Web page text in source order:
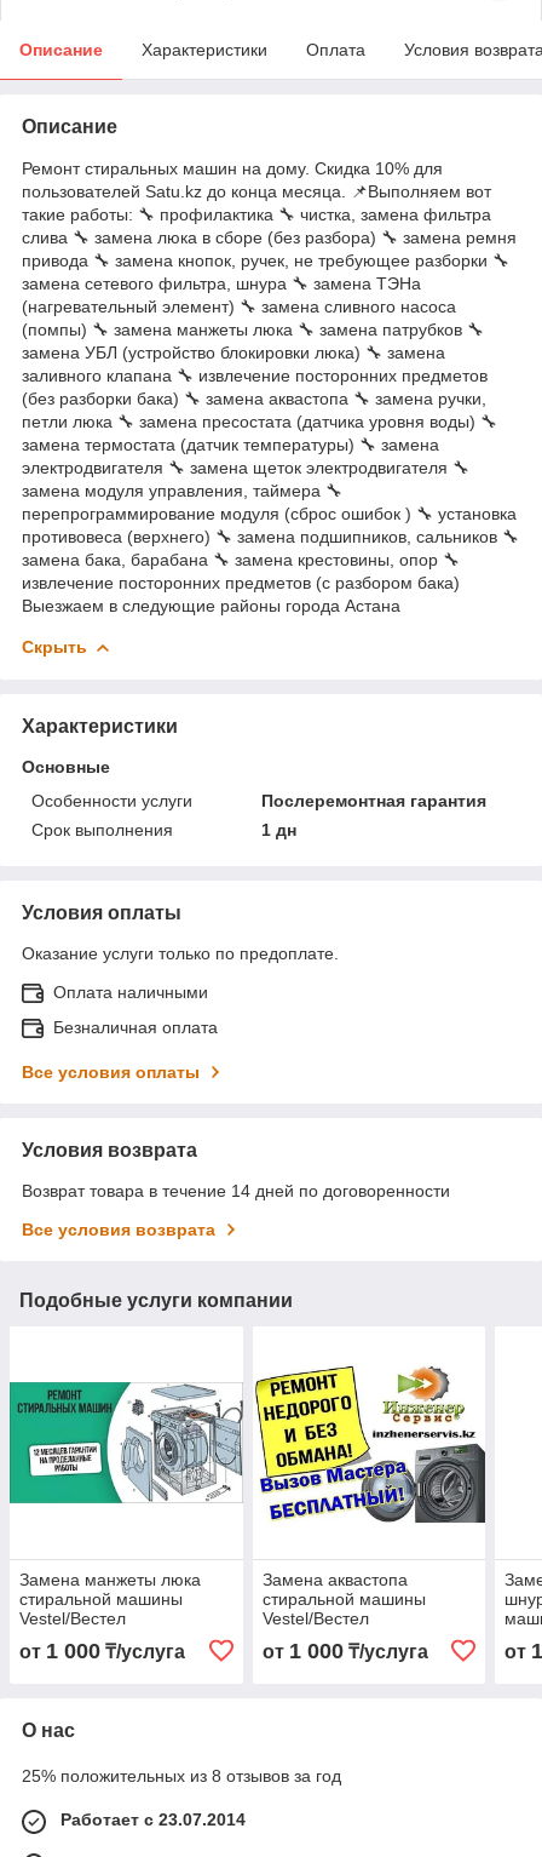
Описание Характеристики Оплата Условия
Описание
Ремонт стиральных машин на дому. Скидка 10% для
пользователей Satu.kz до конца месяца. 📌Выполняем вот
такие работы: 🔧 профилактика 🔧 чистка, замена фильтра
слива 🔧 замена люка в сборе (без разбора) 🔧 замена ремня
привода 🔧 замена кнопок, ручек, не требующее разборки 🔧
замена сетевого фильтра, шнура 🔧 замена ТЭНа
(нагревательный элемент) 🔧 замена сливного насоса
(помпы) 🔧 замена манжеты люка 🔧 замена патрубков 🔧
замена УБЛ (устройство блокировки люка) 🔧 замена
заливного клапана 🔧 извлечение посторонних предметов
(без разборки бака) 🔧 замена аквастопа 🔧 замена ручки,
петли люка 🔧 замена пресостата (датчика уровня воды) 🔧
замена термостата (датчик температуры) 🔧 замена
электродвигателя 🔧 замена щеток электродвигателя 🔧
замена модуля управления, таймера 🔧
перепрограммирование модуля (сброс ошибок ) 🔧 установка
противовеса (верхнего) 🔧 замена подшипников, сальников 🔧
замена бака, барабана 🔧 замена крестовины, опор 🔧
извлечение посторонних предметов (с разбором бака)
Выезжаем в следующие районы города Астана
Скрыть
Характеристики
Основные
Особенности услуги
Послеремонтная гарантия
Срок выполнения
1 дн
Условия оплаты
Оказание услуги только по предоплате.
Оплата наличными
Безналичная оплата
Все условия оплаты
Условия возврата
Возврат товара в течение 14 дней по договоренности
Все условия возврата
Подобные услуги компании
Замена манжеты люка
стиральной машины
Vestel/Вестел
от 1 000 ₸/услуга
Замена аквастопа
стиральной машины
Vestel/Вестел
от 1 000₸/услуга от
О нас
25% положительных из 8 отзывов за год
Работает с 23.07.2014